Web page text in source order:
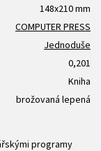
148x210 mm
COMPUTER PRESS
Jednoduše
0,201
Kniha
brožovaná lepená
programy